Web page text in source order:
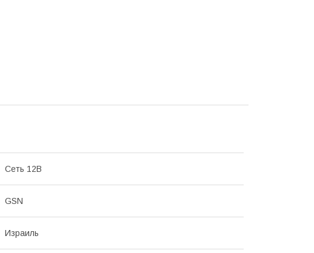
Сеть 12В
GSN
Израиль